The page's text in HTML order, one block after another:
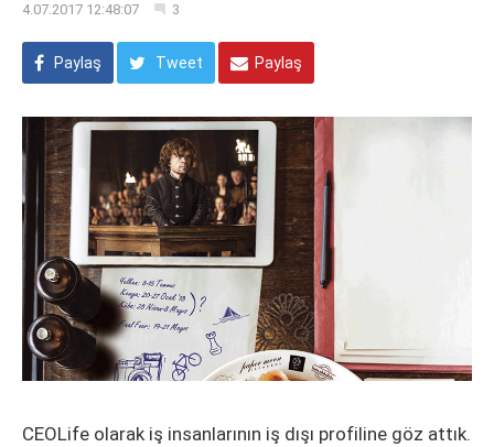
4.07.2017 12:48:07 3
Paylaş Tweet Paylaş
CEOLife olarak iş insanlarının iş dışı profiline göz attık.